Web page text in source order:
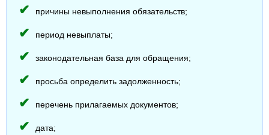
причины невыполнения обязательств;
период невыплаты;
законодательная база для обращения;
просьба определить задолженность;
перечень прилагаемых документов;
дата;